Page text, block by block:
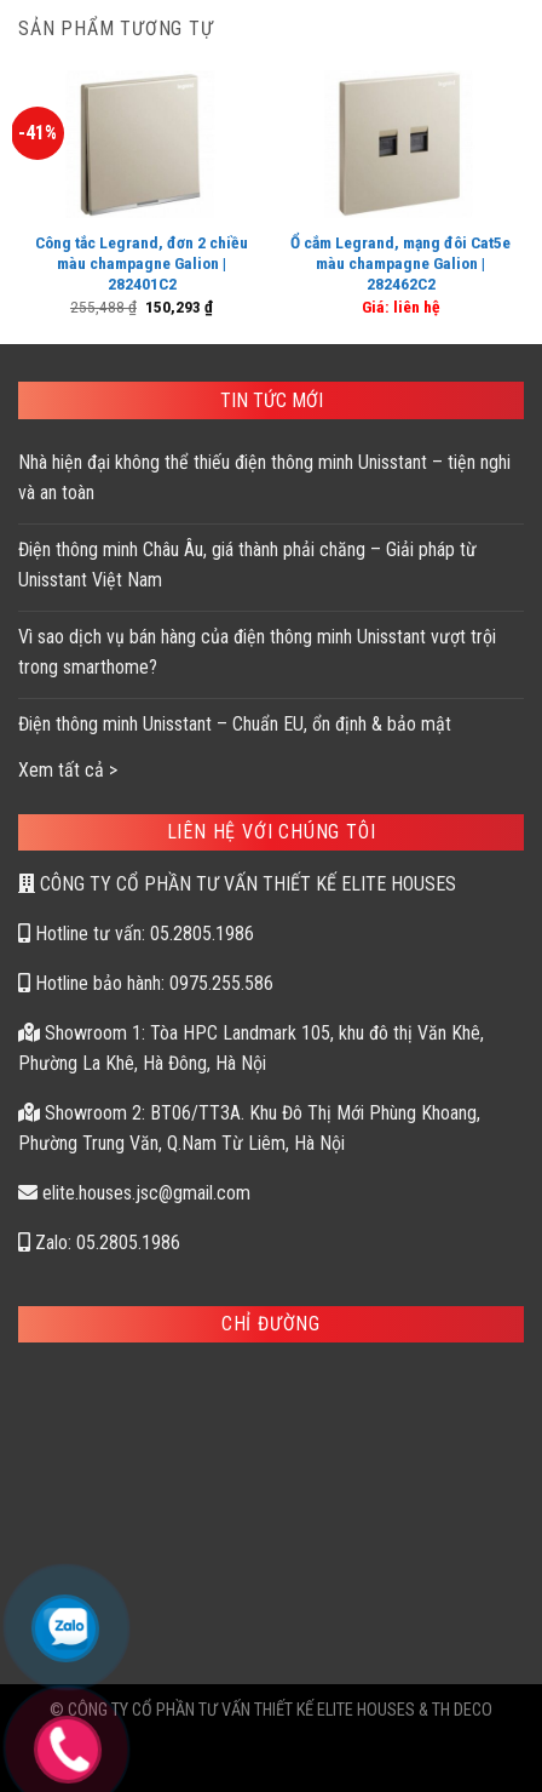
SẢN PHẨM TƯƠNG TỰ
-41%
Công tắc Legrand, đơn 2 chiều
màu champagne Galion |
282401C2
255,488₫ Giá
150,293₫Giá
Ổ cắm Legrand, mạng đôi Cat5e
màu champagne Galion |
282462C2
Giá: liên hệ
TIN TỨC MỚI
Nhà hiện đại không thể thiếu điện thông minh Unisstant – tiện nghi
và an toàn
Điện thông minh Châu Âu, giá thành phải chăng – Giải pháp từ
Unisstant Việt Nam
Vì sao dịch vụ bán hàng của điện thông minh Unisstant vượt trội
trong smarthome?
Điện thông minh Unisstant – Chuẩn EU, ổn định & bảo mật
Xem tất cả >
LIÊN HỆ VỚI CHÚNG TÔI
CÔNG TY CỔ PHẦN TƯ VẤN THIẾT KẾ ELITE HOUSES
Hotline tư vấn: 05.2805.1986
Hotline bảo hành: 0975.255.586
Showroom 1: Tòa HPC Landmark 105, khu đô thị Văn Khê,
Phường La Khê, Hà Đông, Hà Nội
Showroom 2: BT06/TT3A. Khu Đô Thị Mới Phùng Khoang,
Phường Trung Văn, Q.Nam Từ Liêm, Hà Nội
elite.houses.jsc@gmail.com
Zalo: 05.2805.1986
CHỈ ĐƯỜNG
© CÔNG TY CỔ PHẦN TƯ VẤN THIẾT KẾ ELITE HOUSES & TH DECO